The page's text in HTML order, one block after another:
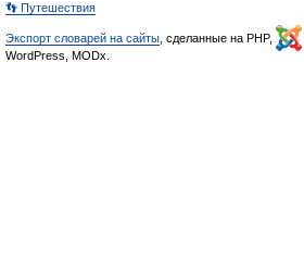
👣 Путешествия
Экспорт словарей на сайты , сделанные на PHP,
WordPress, MODx.